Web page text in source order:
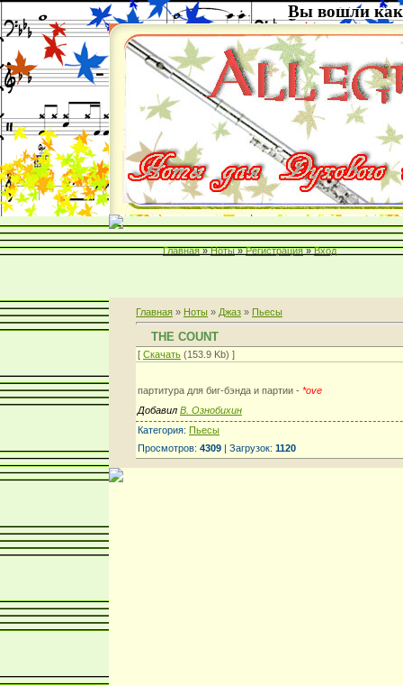
Вы вошли как
Главная » Ноты » Регистрация » Вход
Главная » Ноты » Джаз » Пьесы
THE COUNT
[ Скачать (153.9 Kb) ]
партитура для биг-бэнда и партии - *ove
Добавил В. Ознобихин
Категория: Пьесы
Просмотров: 4309 | Загрузок: 1120